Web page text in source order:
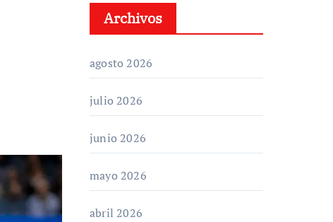
Archivos
agosto 2026
julio 2026
junio 2026
mayo 2026
abril 2026